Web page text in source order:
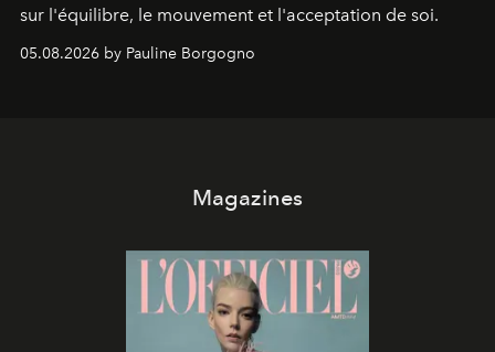
sur l'équilibre, le mouvement et l'acceptation de soi.
05.08.2026 by Pauline Borgogno
Magazines